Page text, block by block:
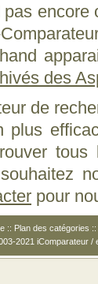
des
de
plus
pour
:: Plan des catégories ::
2021 iComparateur